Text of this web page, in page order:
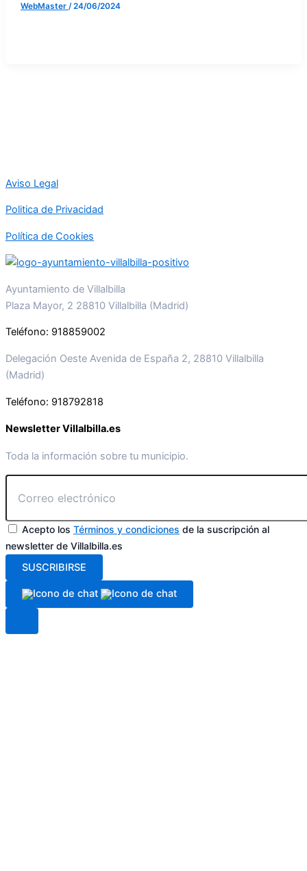
WebMaster /24/06/2024
Aviso Legal
Politica de Privacidad
Política de Cookies
Ayuntamiento de Villalbilla
Plaza Mayor, 2 28810 Villalbilla (Madrid)
Teléfono: 918859002
Delegación Oeste Avenida de España 2, 28810 Villalbilla
(Madrid)
Teléfono: 918792818
Newsletter Villalbilla.es
Toda la información sobre tu municipio.
Acepto los Términos y condiciones de la suscripción al
newsletter de Villalbilla.es
SUSCRIBIRSE